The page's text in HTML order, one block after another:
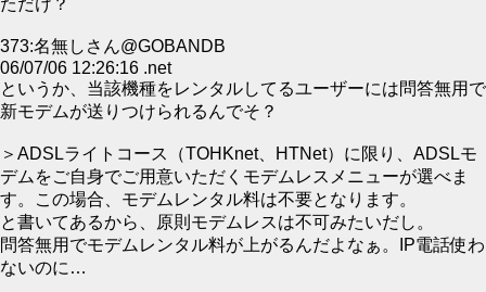
ただけ？
373:名無しさん@GOBANDB
06/07/06 12:26:16 .net
というか、当該機種をレンタルしてるユーザーには問答無用で
新モデムが送りつけられるんでそ？
＞ADSLライトコース（TOHKnet、HTNet）に限り、ADSLモ
デムをご自身でご用意いただくモデムレスメニューが選べま
す。この場合、モデムレンタル料は不要となります。
と書いてあるから、原則モデムレスは不可みたいだし。
問答無用でモデムレンタル料が上がるんだよなぁ。IP電話使わ
ないのに…